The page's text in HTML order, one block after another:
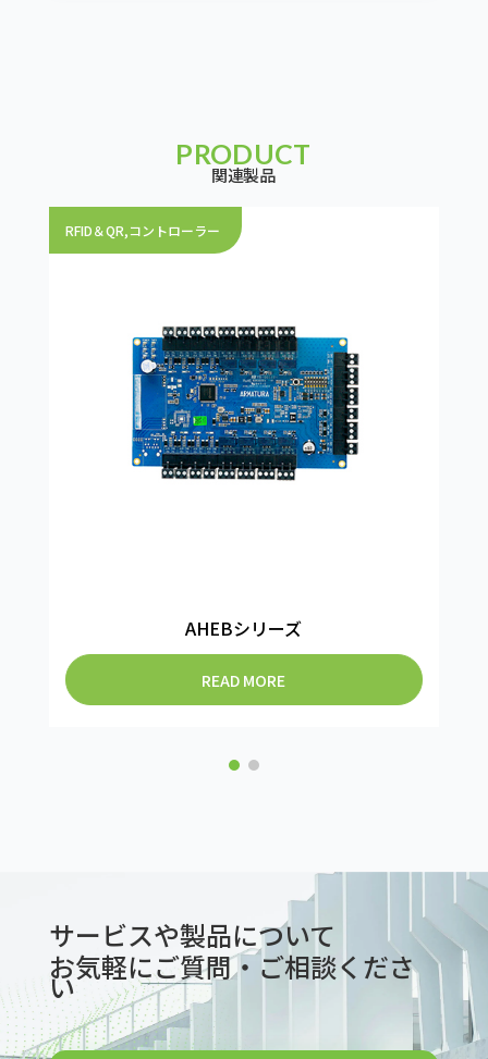
PRODUCT
関連製品
RFID＆QR,コントローラー
AHEBシリーズ
READ MORE
サービスや製品について
お気軽にご質問・ご相談くださ
い